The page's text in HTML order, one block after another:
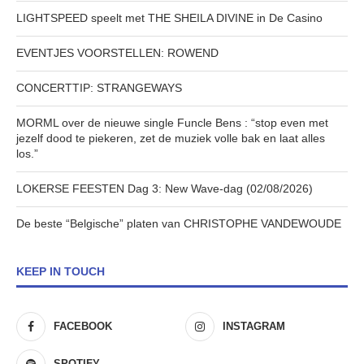
LIGHTSPEED speelt met THE SHEILA DIVINE in De Casino
EVENTJES VOORSTELLEN: ROWEND
CONCERTTIP: STRANGEWAYS
MORML over de nieuwe single Funcle Bens : “stop even met
jezelf dood te piekeren, zet de muziek volle bak en laat alles
los.”
LOKERSE FEESTEN Dag 3: New Wave-dag (02/08/2026)
De beste “Belgische” platen van CHRISTOPHE VANDEWOUDE
KEEP IN TOUCH
FACEBOOK INSTAGRAM